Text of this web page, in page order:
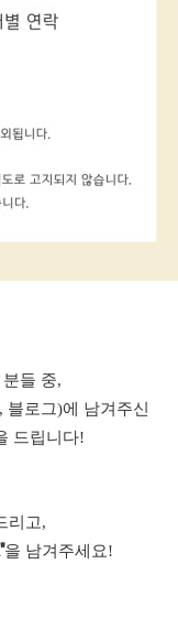
들 중,
로그)에 남겨주신
드립니다!
리고,
을 남겨주세요!